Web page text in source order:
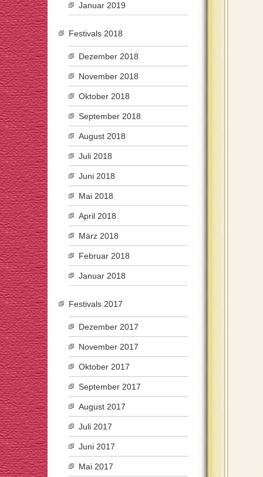
Januar 2019
Festivals 2018
Dezember 2018
November 2018
Oktober 2018
September 2018
August 2018
Juli 2018
Juni 2018
Mai 2018
April 2018
März 2018
Februar 2018
Januar 2018
Festivals 2017
Dezember 2017
November 2017
Oktober 2017
September 2017
August 2017
Juli 2017
Juni 2017
Mai 2017